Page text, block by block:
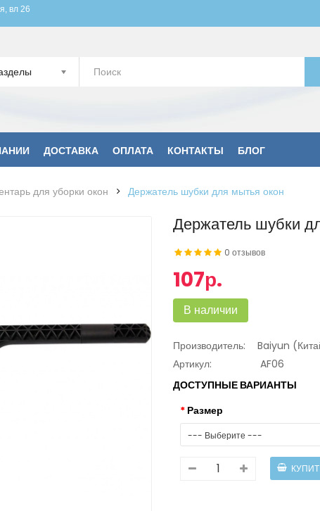
вл 26
ДОСТАВКА ОПЛАТА КОНТАКТЫ БЛОГ
для уборки окон Держатель шубки для мытья окон
Держатель шубки
0 отзывов
107р.
В наличии
Производитель:
Baiyun
Артикул:
AF06
ДОСТУПНЫЕ ВАРИАНТЫ
Размер